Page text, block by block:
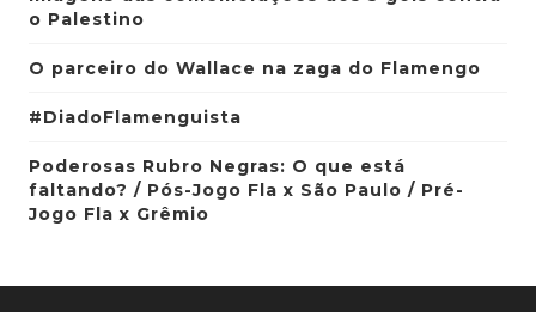
o Palestino
O parceiro do Wallace na zaga do Flamengo
#DiadoFlamenguista
Poderosas Rubro Negras: O que está
faltando? / Pós-Jogo Fla x São Paulo / Pré-
Jogo Fla x Grêmio